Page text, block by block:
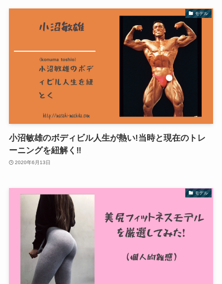
モデル
小沼敏雄のボディビル人生が熱い!当時と現在のトレ
ーニングを紐解く‼︎
2020年6月13日
モデル